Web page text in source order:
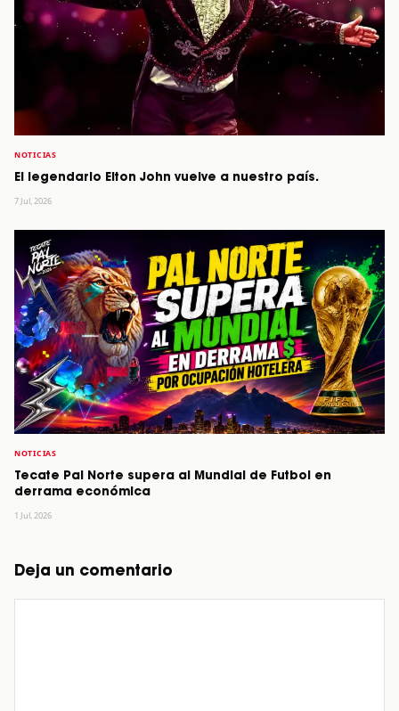
NOTICIAS
El legendario Elton John vuelve a nuestro país.
7 Jul, 2026
NOTICIAS
Tecate Pal Norte supera al Mundial de Futbol en
derrama económica
1 Jul, 2026
Deja un comentario
Comentario